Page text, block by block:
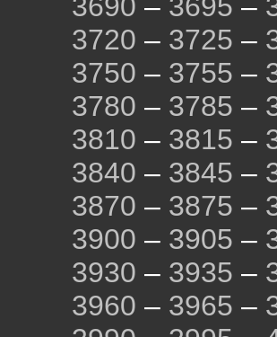
3690 – 3695 –
3720 – 3725 –
3750 – 3755 –
3780 – 3785 –
3810 – 3815 –
3840 – 3845 –
3870 – 3875 –
3900 – 3905 –
3930 – 3935 –
3960 – 3965 –